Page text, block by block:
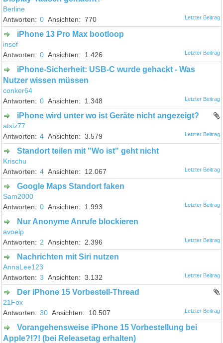
Berline
0
770
iPhone 13 Pro Max bootloop
insef
0
1.426
iPhone-Sicherheit: USB-C wurde gehackt - Was
Nutzer wissen müssen
conker64
0
1.348
iPhone wird unter wo ist Geräte nicht angezeigt?
atsiz77
4
3.579
Standort teilen mit "Wo ist" geht nicht
Krischu
4
12.067
Google Maps Standort faken
Sam2000
0
1.993
Nur Anonyme Anrufe blockieren
avoelp
2
2.396
Nachrichten mit Siri nutzen
AnnaLee123
3
3.132
Der iPhone 15 Vorbestell-Thread
21Fox
30
10.507
Vorangehensweise iPhone 15 Vorbestellung bei
Apple?!?! (bei Releasetag erhalten)